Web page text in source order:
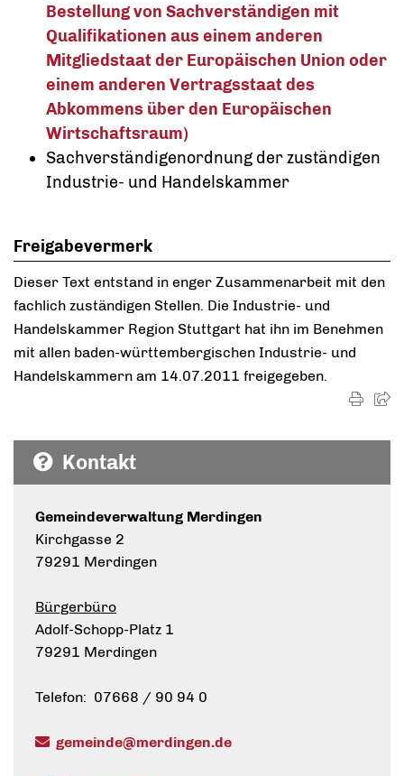
Bestellung von Sachverständigen mit
Qualifikationen aus einem anderen
Mitgliedstaat der Europäischen Union oder
einem anderen Vertragsstaat des
Abkommens über den Europäischen
Wirtschaftsraum)
Sachverständigenordnung der zuständigen
Industrie- und Handelskammer
Freigabevermerk
Dieser Text entstand in enger Zusammenarbeit mit den
fachlich zuständigen Stellen. Die Industrie- und
Handelskammer Region Stuttgart hat ihn im Benehmen
mit allen baden-württembergischen Industrie- und
Handelskammern am 14.07.2011 freigegeben.
Kontakt
Gemeindeverwaltung Merdingen
Kirchgasse 2
79291 Merdingen
Bürgerbüro
Adolf-Schopp-Platz 1
79291 Merdingen
Telefon: 07668 / 90 94 0
gemeinde@merdingen.de